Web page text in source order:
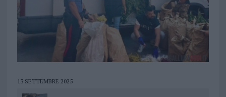
13 SETTEMBRE 2025